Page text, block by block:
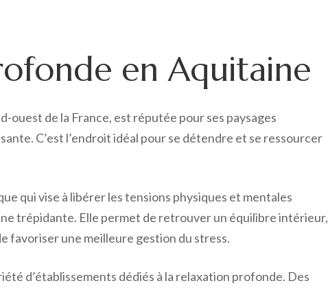
en Aquitaine
ouest de la France, est réputée pour ses paysages
C’est l’endroit idéal pour se détendre et se ressourcer
qui vise à libérer les tensions physiques et mentales
trépidante. Elle permet de retrouver un équilibre intérieur,
favoriser une meilleure gestion du stress.
d’établissements dédiés à la relaxation profonde. Des